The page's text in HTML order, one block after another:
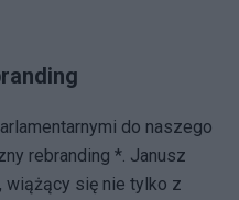
do naszego
rebranding *. Janusz
wiążący się nie tylko z